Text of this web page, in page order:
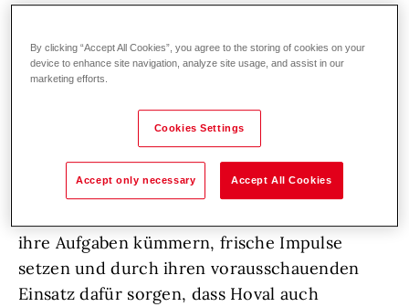
75 Jahren. Unsere Kund:innen in der Heiz-
Lösungen und exzellenten Service,
deutschland- und weltweit. Denn wir bei
Hoval lieben, was wir tun!
Wir wachsen weiter und suchen zur
Unterstützung aufgeschlossene
ihre Aufgaben kümmern, frische Impulse
setzen und durch ihren vorausschauenden
Einsatz dafür sorgen, dass Hoval auch
By clicking “Accept All Cookies”, you agree to the storing of cookies on your
device to enhance site navigation, analyze site usage, and assist in our
marketing efforts.
Cookies Settings
Accept only necessary Accept All Cookies